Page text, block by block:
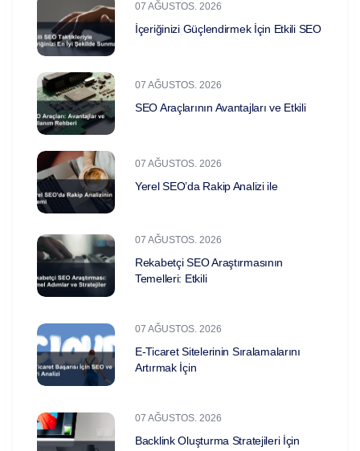
07 AĞUSTOS. 2026
İçeriğinizi Güçlendirmek İçin Etkili SEO
07 AĞUSTOS. 2026
SEO Araçlarının Avantajları ve Etkili
07 AĞUSTOS. 2026
Yerel SEO’da Rakip Analizi ile
07 AĞUSTOS. 2026
Rekabetçi SEO Araştırmasının
Temelleri: Etkili
07 AĞUSTOS. 2026
E-Ticaret Sitelerinin Sıralamalarını
Artırmak İçin
07 AĞUSTOS. 2026
Backlink Oluşturma Stratejileri İçin